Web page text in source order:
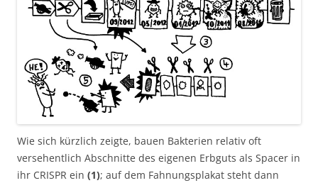
Wie sich kürzlich zeigte, bauen Bakterien relativ oft
versehentlich Abschnitte des eigenen Erbguts als Spacer in
ihr CRISPR ein (1); auf dem Fahnungsplakat steht dann